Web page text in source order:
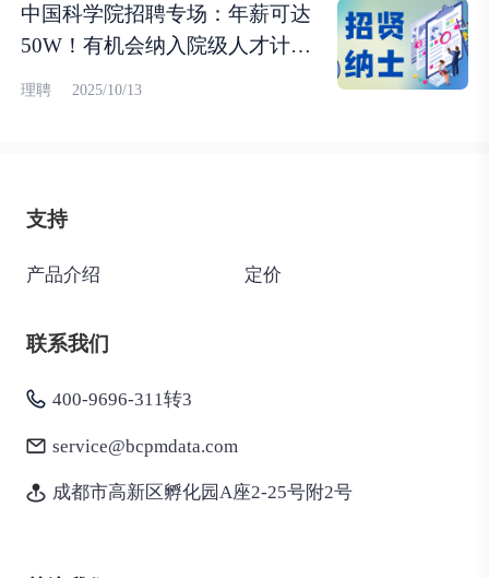
中国科学院招聘专场：年薪可达
50W！有机会纳入院级人才计
划！
理聘 2025/10/13
支持
产品介绍 定价
联系我们
400-9696-311转3
service@bcpmdata.com
成都市高新区孵化园A座2-25号附2号